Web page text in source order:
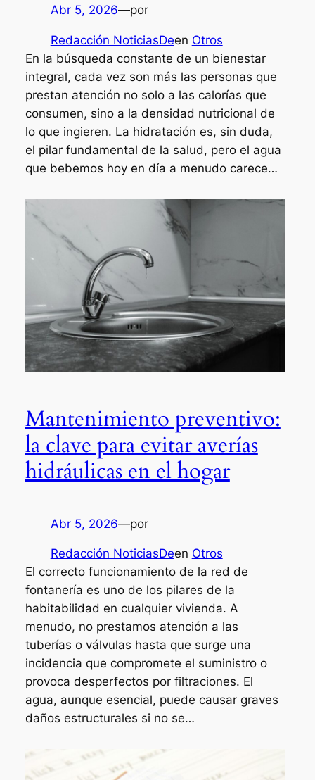
Abr 5, 2026—por
Redacción NoticiasDeen Otros
En la búsqueda constante de un bienestar
integral, cada vez son más las personas que
prestan atención no solo a las calorías que
consumen, sino a la densidad nutricional de
lo que ingieren. La hidratación es, sin duda,
el pilar fundamental de la salud, pero el agua
que bebemos hoy en día a menudo carece…
Mantenimiento preventivo:
la clave para evitar averías
hidráulicas en el hogar
Abr 5, 2026—por
Redacción NoticiasDeen Otros
El correcto funcionamiento de la red de
fontanería es uno de los pilares de la
habitabilidad en cualquier vivienda. A
menudo, no prestamos atención a las
tuberías o válvulas hasta que surge una
incidencia que compromete el suministro o
provoca desperfectos por filtraciones. El
agua, aunque esencial, puede causar graves
daños estructurales si no se…